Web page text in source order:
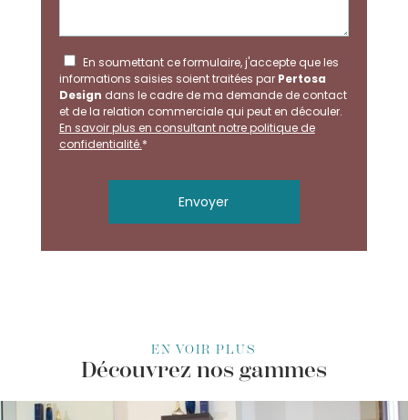
En soumettant ce formulaire, j'accepte que les
informations saisies soient traitées par Pertosa
Design dans le cadre de ma demande de contact
et de la relation commerciale qui peut en découler.
En savoir plus en consultant notre politique de
confidentialité.*
EN VOIR PLUS
Découvrez nos gammes